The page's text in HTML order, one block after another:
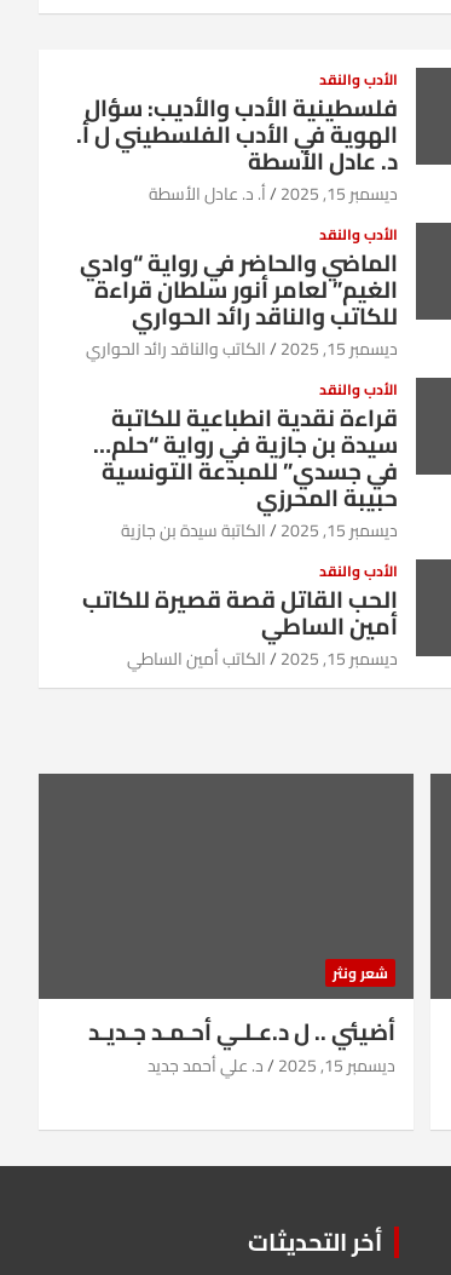
الأدب والنقد
فلسطينية الأدب والأديب: سؤال
الهوية في الأدب الفلسطيني ل أ.
د. عادل الأسطة
ديسمبر 15, 2025 أ. د. عادل الأسطة
الأدب والنقد
الماضي والحاضر في رواية “وادي
الغيم” لعامر أنور سلطان قراءة
للكاتب والناقد رائد الحواري
ديسمبر 15, 2025 الكاتب والناقد رائد الحواري
الأدب والنقد
قراءة نقدية انطباعية للكاتبة
سيدة بن جازية في رواية “حلم…
في جسدي” للمبدعة التونسية
حبيبة المحرزي
ديسمبر 15, 2025 الكاتبة سيدة بن جازية
الأدب والنقد
الحب القاتل قصة قصيرة للكاتب
أمين الساطي
ديسمبر 15, 2025 الكاتب أمين الساطي
شعر ونثر
أضيئي .. ل د.عـلـي أحـمـد جـديـد
ديسمبر 15, 2025 د. علي أحمد جديد
أخر التحديثات